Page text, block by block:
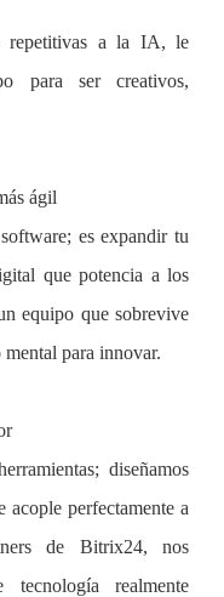
repetitivas a la IA, le
para ser creativos,
ágil
es expandir tu
que potencia a los
equipo que sobrevive
para innovar.
diseñamos
acople perfectamente a
de Bitrix24, nos
realmente